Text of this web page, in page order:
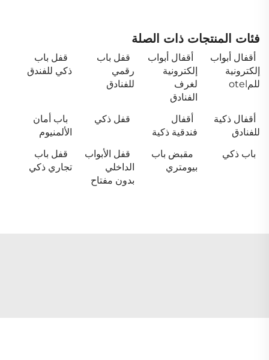
فئات المنتجات ذات الصلة
أقفال أبواب
إلكترونية
للمotel
أقفال أبواب
إلكترونية
لغرف
الفنادق
قفل باب
رقمي
للفنادق
قفل باب
ذكي للفندق
أقفال ذكية
للفنادق
أقفال
فندقية ذكية
قفل ذكي
باب أمان
الألمنيوم
باب ذكي
مقبض باب
بيومتري
قفل الأبواب
الداخلي
بدون مفتاح
قفل باب
تجاري ذكي